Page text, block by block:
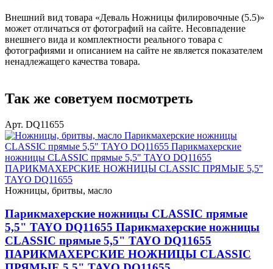
Внешний вид товара «Деваль Ножницы филировочные (5.5)»
может отличаться от фотографий на сайте. Несовпадение
внешнего вида и комплектности реального товара с
фотографиями и описанием на сайте не является показателем
ненадлежащего качества товара.
Так же советуем посмотреть
Арт. DQ11655
Ножницы, бритвы, масло
Парикмахерские ножницы CLASSIC прямые
5,5" TAYO DQ11655 Парикмахерские ножницы
CLASSIC прямые 5,5" TAYO DQ11655
ПАРИКМАХЕРСКИЕ НОЖНИЦЫ CLASSIC